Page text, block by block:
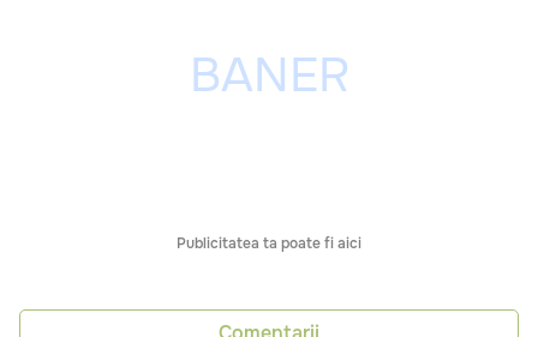
Publicitatea ta poate fi aici